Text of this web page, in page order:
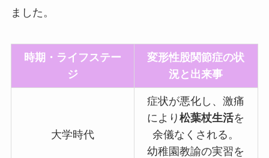
ました。
時期・ライフステー
ジ
変形性股関節症の状
況と出来事
大学時代
症状が悪化し、激痛
により松葉杖生活を
余儀なくされる。
幼稚園教諭の実習を